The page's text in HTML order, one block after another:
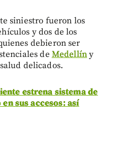
siniestro fueron los
y dos de los
debieron ser
de Medellíny
delicados.
estrena sistema de
sus accesos: así